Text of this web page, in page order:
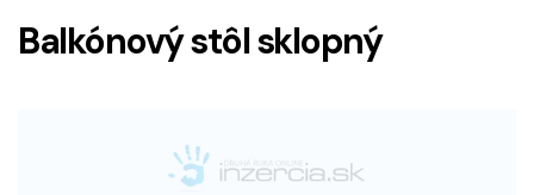
Balkónový stôl sklopný